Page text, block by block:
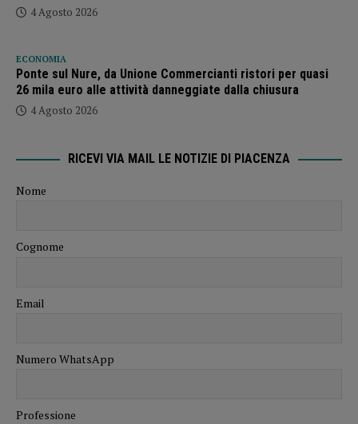
4 Agosto 2026
ECONOMIA
Ponte sul Nure, da Unione Commercianti ristori per quasi
26 mila euro alle attività danneggiate dalla chiusura
4 Agosto 2026
RICEVI VIA MAIL LE NOTIZIE DI PIACENZA
Nome
Cognome
Email
Numero WhatsApp
Professione